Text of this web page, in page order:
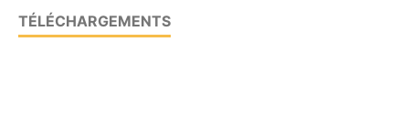
TÉLÉCHARGEMENTS